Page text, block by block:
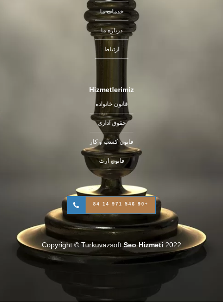
خدمات ما
درباره ما
ارتباط
Hizmetlerimiz
قانون خانواده
حقوق اداری
قانون کسب و کار
قانون ارث
+90 546 971 14 84
Copyright © TurkuvazsoftSeo Hizmeti 2022